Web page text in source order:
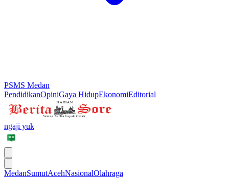
PSMS Medan
PendidikanOpiniGaya HidupEkonomiEditorial
ngaji yuk
MedanSumutAcehNasionalOlahraga